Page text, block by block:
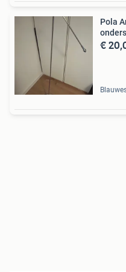
Pola
€